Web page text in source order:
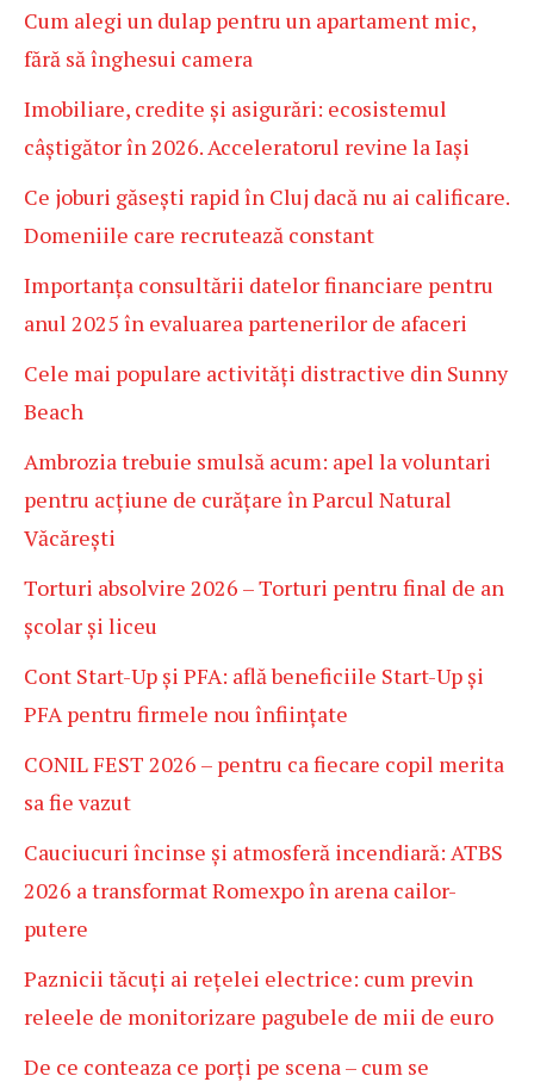
Cum alegi un dulap pentru un apartament mic,
fără să înghesui camera
Imobiliare, credite și asigurări: ecosistemul
câștigător în 2026. Acceleratorul revine la Iași
Ce joburi găsești rapid în Cluj dacă nu ai calificare.
Domeniile care recrutează constant
Importanța consultării datelor financiare pentru
anul 2025 în evaluarea partenerilor de afaceri
Cele mai populare activități distractive din Sunny
Beach
Ambrozia trebuie smulsă acum: apel la voluntari
pentru acțiune de curățare în Parcul Natural
Văcărești
Torturi absolvire 2026 – Torturi pentru final de an
școlar și liceu
Cont Start-Up și PFA: află beneficiile Start-Up și
PFA pentru firmele nou înființate
CONIL FEST 2026 – pentru ca fiecare copil merita
sa fie vazut
Cauciucuri încinse și atmosferă incendiară: ATBS
2026 a transformat Romexpo în arena cailor-
putere
Paznicii tăcuți ai rețelei electrice: cum previn
releele de monitorizare pagubele de mii de euro
De ce conteaza ce porți pe scena – cum se